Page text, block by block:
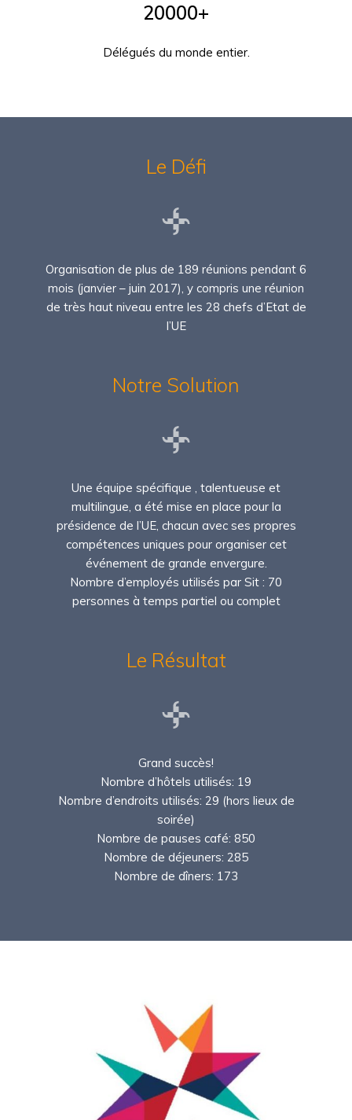
20000+
Délégués du monde entier.
Le Défi
Organisation de plus de 189 réunions pendant 6
mois (janvier – juin 2017), y compris une réunion
de très haut niveau entre les 28 chefs d’Etat de
l’UE
Notre Solution
Une équipe spécifique , talentueuse et
multilingue, a été mise en place pour la
présidence de l’UE, chacun avec ses propres
compétences uniques pour organiser cet
événement de grande envergure.
Nombre d’employés utilisés par Sit : 70
personnes à temps partiel ou complet
Le Résultat
Grand succès!
Nombre d’hôtels utilisés: 19
Nombre d’endroits utilisés: 29 (hors lieux de
soirée)
Nombre de pauses café: 850
Nombre de déjeuners: 285
Nombre de dîners: 173